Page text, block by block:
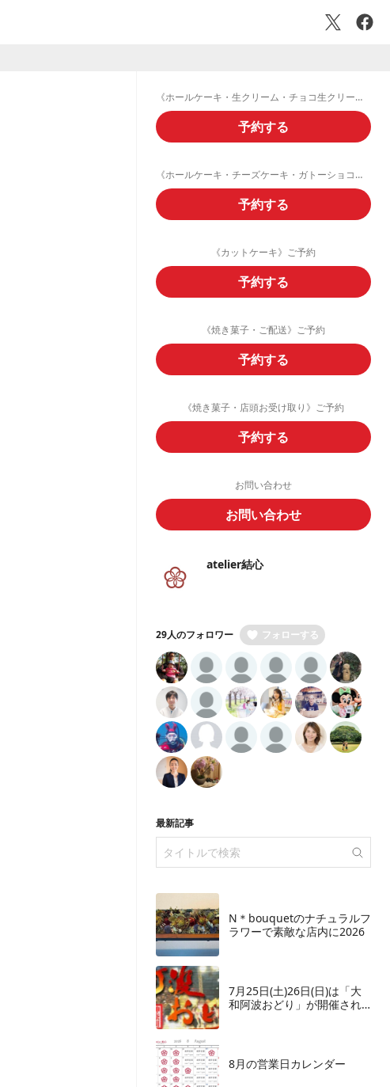
《ホールケーキ・生クリーム・チョコ生クリームデコレーション》ご予約フォーム
予約する
《ホールケーキ・チーズケーキ・ガトーショコラ・フルーツタルト》ご予約
予約する
《カットケーキ》ご予約
予約する
《焼き菓子・ご配送》ご予約
予約する
《焼き菓子・店頭お受け取り》ご予約
予約する
お問い合わせ
お問い合わせ
atelier結心
29人のフォロワー フォローする
最新記事
N＊bouquetのナチュラルフ
ラワーで素敵な店内に2026
7月25日(土)26日(日)は「大
和阿波おどり」が開催され
8月の営業日カレンダー